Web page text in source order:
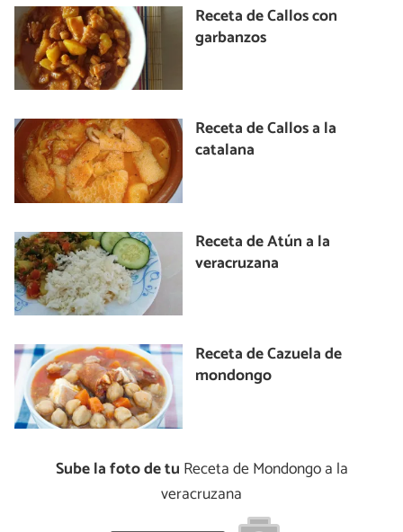
Receta de Callos con
garbanzos
Receta de Callos a la
catalana
Receta de Atún a la
veracruzana
Receta de Cazuela de
mondongo
Sube la foto de tu Receta de Mondongo a la
veracruzana